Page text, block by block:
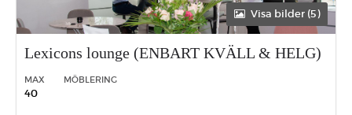
Visa bilder (5)
Lexicons lounge (ENBART KVÄLL & HELG)
MAX
40
MÖBLERING